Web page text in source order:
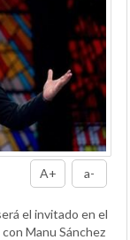
A+ a-
el invitado en el
Manu Sánchez